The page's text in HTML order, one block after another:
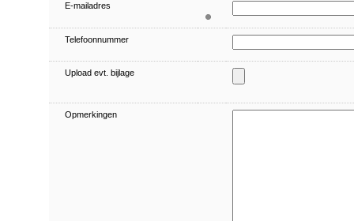
E-mailadres
Telefoonnummer
Upload evt. bijlage
Opmerkingen